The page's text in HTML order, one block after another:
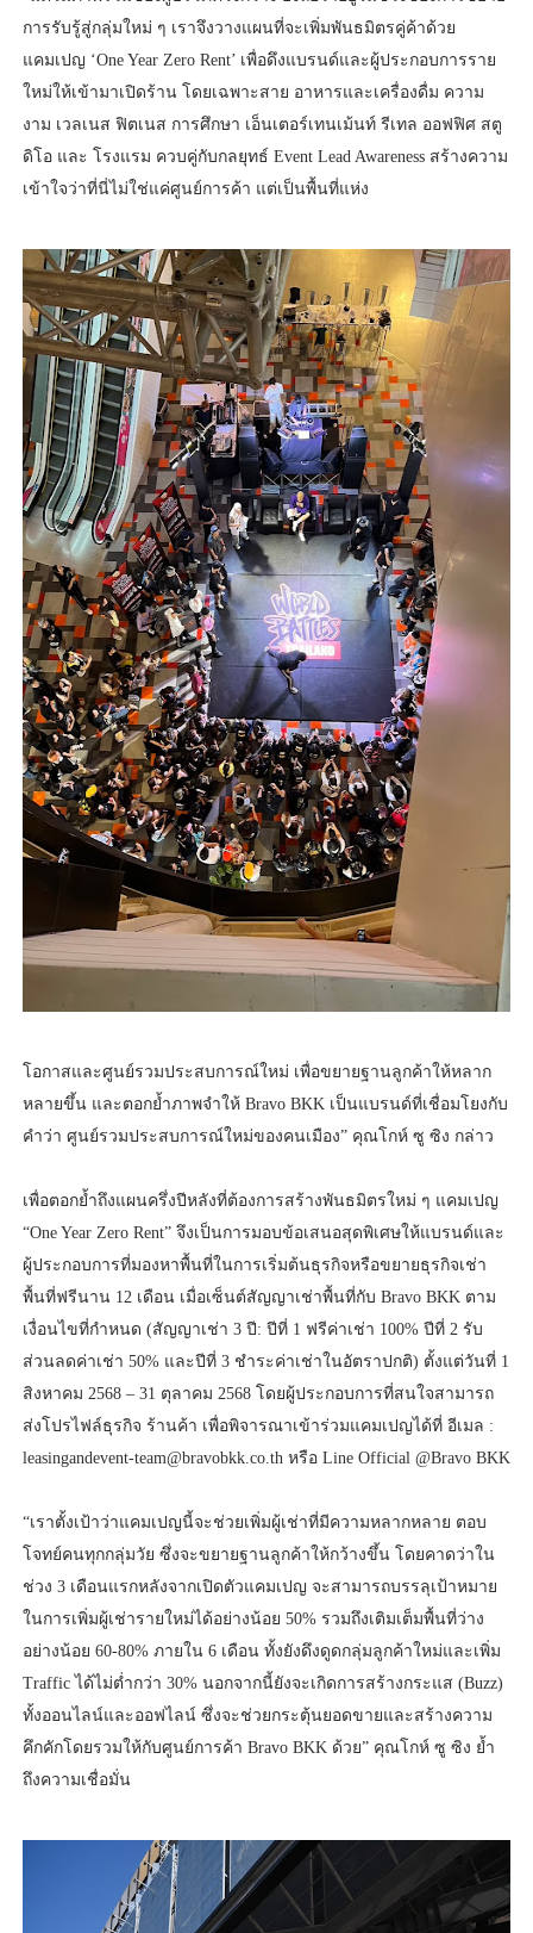
การรับรู้สู่กลุ่มใหม่ ๆ เราจึงวางแผนที่จะเพิ่มพันธมิตรคู่ค้าด้วย
แคมเปญ ‘One Year Zero Rent’ เพื่อดึงแบรนด์และผู้ประกอบการราย
ใหม่ให้เข้ามาเปิดร้าน โดยเฉพาะสาย อาหารและเครื่องดื่ม ความ
งาม เวลเนส ฟิตเนส การศึกษา เอ็นเตอร์เทนเม้นท์ รีเทล ออฟฟิศ สตู
ดิโอ และ โรงแรม ควบคู่กับกลยุทธ์ Event Lead Awareness สร้างความ
เข้าใจว่าที่นี่ไม่ใช่แค่ศูนย์การค้า แต่เป็นพื้นที่แห่ง
โอกาสและศูนย์รวมประสบการณ์ใหม่ เพื่อขยายฐานลูกค้าให้หลาก
หลายขึ้น และตอกย้ำภาพจำให้ Bravo BKK เป็นแบรนด์ที่เชื่อมโยงกับ
คำว่า ศูนย์รวมประสบการณ์ใหม่ของคนเมือง” คุณโกห์ ซู ซิง กล่าว
เพื่อตอกย้ำถึงแผนครึ่งปีหลังที่ต้องการสร้างพันธมิตรใหม่ ๆ แคมเปญ
“One Year Zero Rent” จึงเป็นการมอบข้อเสนอสุดพิเศษให้แบรนด์และ
ผู้ประกอบการที่มองหาพื้นที่ในการเริ่มต้นธุรกิจหรือขยายธุรกิจเช่า
พื้นที่ฟรีนาน 12 เดือน เมื่อเซ็นต์สัญญาเช่าพื้นที่กับ Bravo BKK ตาม
เงื่อนไขที่กำหนด (สัญญาเช่า 3 ปี: ปีที่ 1 ฟรีค่าเช่า 100% ปีที่ 2 รับ
ส่วนลดค่าเช่า 50% และปีที่ 3 ชำระค่าเช่าในอัตราปกติ) ตั้งแต่วันที่ 1
สิงหาคม 2568 – 31 ตุลาคม 2568 โดยผู้ประกอบการที่สนใจสามารถ
ส่งโปรไฟล์ธุรกิจ ร้านค้า เพื่อพิจารณาเข้าร่วมแคมเปญได้ที่ อีเมล :
leasingandevent-team@bravobkk.co.th หรือ Line Official @Bravo BKK
“เราตั้งเป้าว่าแคมเปญนี้จะช่วยเพิ่มผู้เช่าที่มีความหลากหลาย ตอบ
โจทย์คนทุกกลุ่มวัย ซึ่งจะขยายฐานลูกค้าให้กว้างขึ้น โดยคาดว่าใน
ช่วง 3 เดือนแรกหลังจากเปิดตัวแคมเปญ จะสามารถบรรลุเป้าหมาย
ในการเพิ่มผู้เช่ารายใหม่ได้อย่างน้อย 50% รวมถึงเติมเต็มพื้นที่ว่าง
อย่างน้อย 60-80% ภายใน 6 เดือน ทั้งยังดึงดูดกลุ่มลูกค้าใหม่และเพิ่ม
Traffic ได้ไม่ต่ำกว่า 30% นอกจากนี้ยังจะเกิดการสร้างกระแส (Buzz)
ทั้งออนไลน์และออฟไลน์ ซึ่งจะช่วยกระตุ้นยอดขายและสร้างความ
คึกคักโดยรวมให้กับศูนย์การค้า Bravo BKK ด้วย” คุณโกห์ ซู ซิง ย้ำ
ถึงความเชื่อมั่น